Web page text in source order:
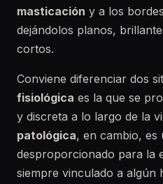
masticación y a los
dejándolos planos,
cortos.
Conviene diferenciar dos
fisiológica es la que se
y discreta a lo largo de la
patológica, en cambio, es
desproporcionado para la
siempre vinculado a algún